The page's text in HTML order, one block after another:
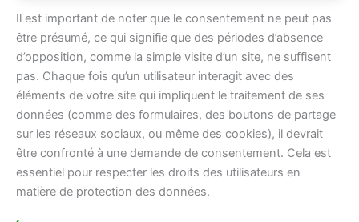
Il est important de noter que le consentement ne peut pas
être présumé, ce qui signifie que des périodes d’absence
d’opposition, comme la simple visite d’un site, ne suffisent
pas. Chaque fois qu’un utilisateur interagit avec des
éléments de votre site qui impliquent le traitement de ses
données (comme des formulaires, des boutons de partage
sur les réseaux sociaux, ou même des cookies), il devrait
être confronté à une demande de consentement. Cela est
essentiel pour respecter les droits des utilisateurs en
matière de protection des données.